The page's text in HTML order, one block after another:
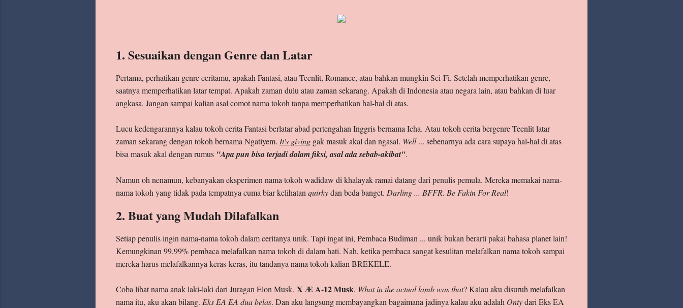
1. Sesuaikan dengan Genre dan Latar
Pertama, perhatikan genre ceritamu, apakah Fantasi, atau Teenlit, Romance, atau bahkan mungkin Sci-Fi. Setelah memperhatikan genre,
saatnya memperhatikan latar tempat. Apakah zaman dulu atau zaman sekarang. Apakah di Indonesia atau negara lain, atau bahkan di luar
angkasa. Jangan sampai kalian asal comot nama tokoh tanpa memperhatikan hal-hal di atas.
Lucu kedengarannya kalau tokoh cerita Fantasi berlatar abad pertengahan Inggris bernama Icha. Atau tokoh cerita bergenre Teenlit latar
zaman sekarang dengan tokoh bernama Ngatiyem. It's giving gak masuk akal dan ngasal. Well... sebenarnya ada cara supaya hal-hal di atas
bisa masuk akal dengan rumus "Apa pun bisa terjadi dalam fiksi, asal ada sebab-akibat".
Namun oh nenamun, kebanyakan eksperimen nama tokoh wadidaw di khalayak ramai datang dari penulis pemula. Mereka memakai nama-
nama tokoh yang tidak pada tempatnya cuma biar kelihatanquirkydan beda banget. Darling ... BFFR. Be Fakin For Real!
2. Buat yang Mudah Dilafalkan
Setiap penulis ingin nama-nama tokoh dalam ceritanya unik. Tapi ingat ini, Pembaca Budiman ... unik bukan berarti pakai bahasa planet lain!
Kemungkinan 99,99% pembaca melafalkan nama tokoh di dalam hati. Nah, ketika pembaca sangat kesulitan melafalkan nama tokoh sampai
mereka harus melafalkannya keras-keras, itu tandanya nama tokoh kalian BREKELE.
Coba lihat nama anak laki-laki dari Juragan Elon Musk. X Æ A-12 Musk. What in the actual lamb was that? Kalau aku disuruh melafalkan
nama itu, aku akan bilang. Eks EA EA dua belas. Dan aku langsung membayangkan bagaimana jadinya kalau aku adalah Ontydari Eks EA